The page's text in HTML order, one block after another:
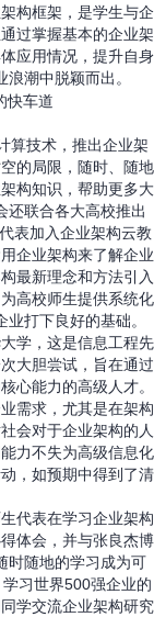
构框架，是学生与企
过掌握基本的企业架
应用情况，提升自身
潮中脱颖而出。
技术，推出企业架
的局限，随时、随地
构知识，帮助更多大
还联合各大高校推出
表加入企业架构云教
企业架构来了解企业
最新理念和方法引入
高校师生提供系统化
打下良好的基础。
，这是信息工程先
大胆尝试，旨在通过
心能力的高级人才。
需求，尤其是在架构
会对于企业架构的人
力不失为高级信息化
，如预期中得到了清
代表在学习企业架构
体会，并与张良杰博
时随地的学习成为可
习世界500强企业的
学交流企业架构研究